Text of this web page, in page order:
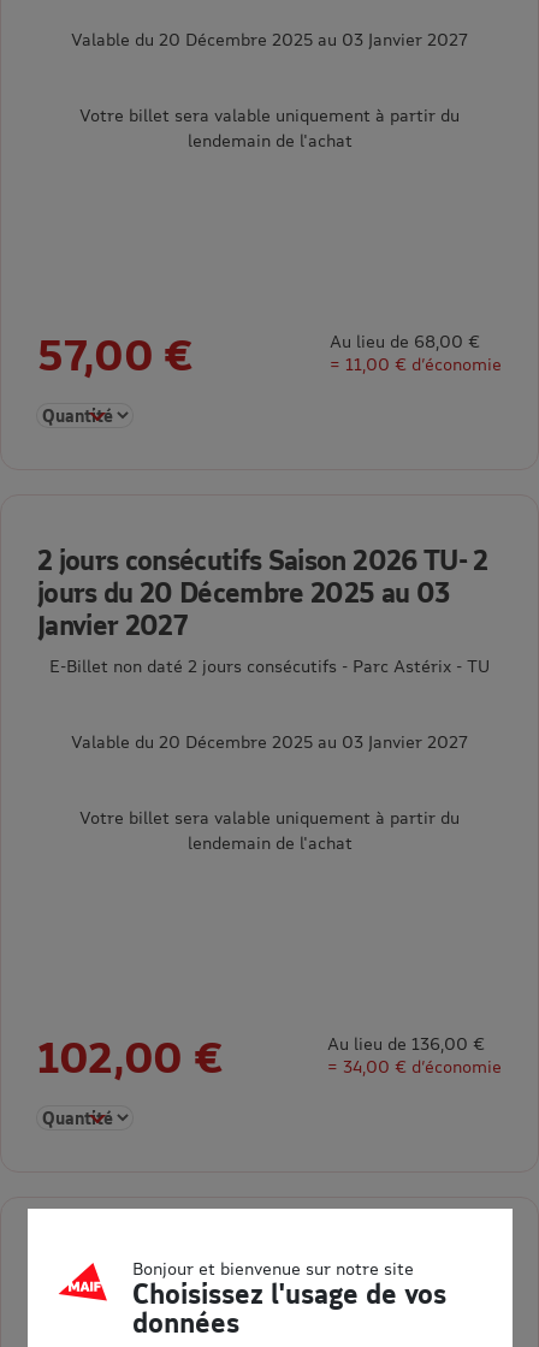
Valable du 20 Décembre 2025 au 03 Janvier 2027
Votre billet sera valable uniquement à partir du
lendemain de l'achat
57,00 €
Au lieu de 68,00 €
= 11,00 € d’économie
Sélectionner la quantité pour Saison 2026 TU- 1 jour du 20
2 jours consécutifs Saison 2026 TU- 2
jours du 20 Décembre 2025 au 03
Janvier 2027
E-Billet non daté 2 jours consécutifs - Parc Astérix - TU
Valable du 20 Décembre 2025 au 03 Janvier 2027
Votre billet sera valable uniquement à partir du
lendemain de l'achat
102,00 €
Au lieu de 136,00 €
= 34,00 € d’économie
Sélectionner la quantité pour 2 jours consécutifs Saison
Pass Saison Enfant
de 3 à 11 ans inclus Saison 2026
Pass Saison Enfant - Parc Astérix - Saison 2026
Bonjour et bienvenue sur notre site
Choisissez l'usage de vos
données